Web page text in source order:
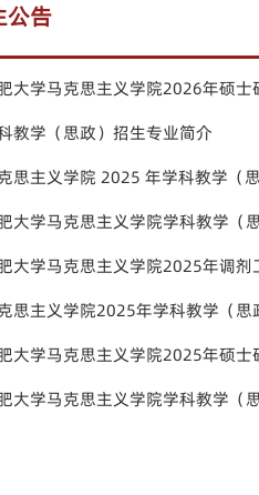
公告
大学马克思主义学院2026年硕士
教学（思政）招生专业简介
思主义学院 2025 年学科教学（
大学马克思主义学院学科教学（
大学马克思主义学院2025年调剂
思主义学院2025年学科教学（
大学马克思主义学院2025年硕士
大学马克思主义学院学科教学（